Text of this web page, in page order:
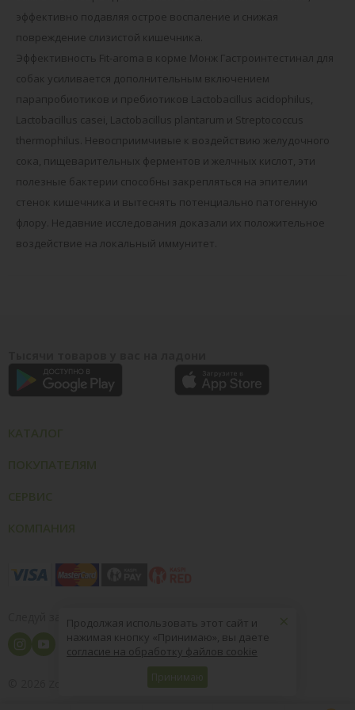
эффективно подавляя острое воспаление и снижая
повреждение слизистой кишечника.
Эффективность Fit-aroma в корме Монж Гастроинтестинал для
собак усиливается дополнительным включением
парапробиотиков и пребиотиков Lactobacillus acidophilus,
Lactobacillus casei, Lactobacillus plantarum и Streptococcus
thermophilus. Невосприимчивые к воздействию желудочного
сока, пищеварительных ферментов и желчных кислот, эти
полезные бактерии способны закрепляться на эпителии
стенок кишечника и вытеснять потенциально патогенную
флору. Недавние исследования доказали их положительное
воздействие на локальный иммунитет.
Следуй за нами
8 (800) 004-09-40
×
Продолжая использовать этот сайт и
нажимая кнопку «Принимаю», вы даете
согласие на обработку файлов cookie
Принимаю